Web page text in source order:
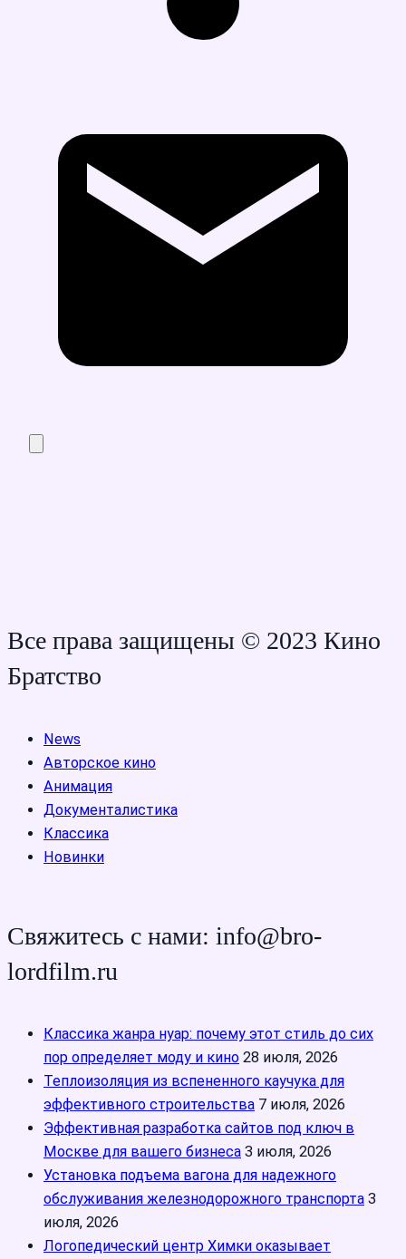
Все права защищены © 2023 Кино
Братство
News
Авторское кино
Анимация
Документалистика
Классика
Новинки
Свяжитесь с нами: info@bro-
lordfilm.ru
Классика жанра нуар: почему этот стиль до сих
пор определяет моду и кино 28 июля, 2026
Теплоизоляция из вспененного каучука для
эффективного строительства 7 июля, 2026
Эффективная разработка сайтов под ключ в
Москве для вашего бизнеса 3 июля, 2026
Установка подъема вагона для надежного
обслуживания железнодорожного транспорта 3
июля, 2026
Логопедический центр Химки оказывает